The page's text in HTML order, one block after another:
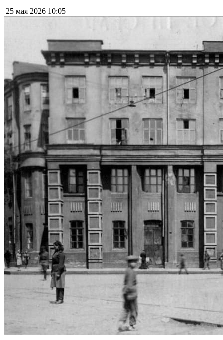
25 мая 2026 10:05